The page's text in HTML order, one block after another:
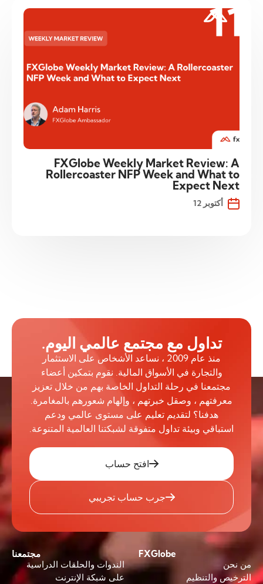
FXGlobe Weekly Market Review: A
Rollercoaster NFP Week and What to
Expect Next
أكتوبر 12
تداول مع مجتمع عالمي اليوم.
منذ عام 2009 ، نساعد الأشخاص على الاستثمار
والتجارة في الأسواق المالية. نقوم بتمكين أعضاء
مجتمعنا في رحلة التداول الخاصة بهم من خلال تعزيز
معرفتهم ، وصقل خبرتهم ، وإلهام شعورهم بالمغامرة.
هدفنا؟ لتقديم تعليم على مستوى عالمي ودعم
استباقي وبيئة تداول متفوقة لشبكتنا العالمية المتنوعة.
افتح حساب
جرب حساب تجريبي
FXGlobe
من نحن
الترخيص والتنظيم
مجتمعنا
الندوات والحلقات الدراسية
على شبكة الإنترنت